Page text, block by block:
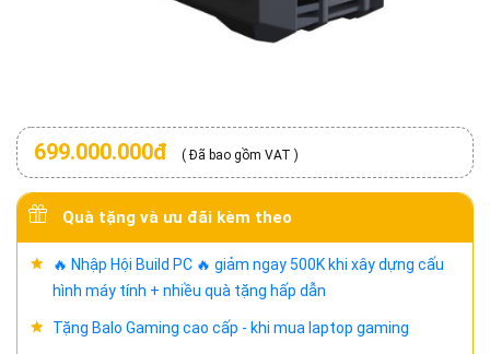
699.000.000đ ( Đã bao gồm VAT )
Quà tặng và ưu đãi kèm theo
🔥 Nhập Hội Build PC 🔥 giảm ngay 500K khi xây dựng cấu
hình máy tính + nhiều quà tặng hấp dẫn
Tặng Balo Gaming cao cấp - khi mua laptop gaming